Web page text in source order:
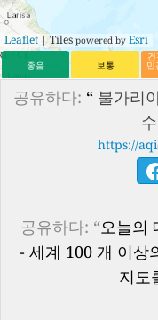
Leaflet | Tiles powered by Esri
좋음 보통 민
공유하다: “ 불가리
https://
공유하다: “오늘의
- 세계 100 개 이상
지도